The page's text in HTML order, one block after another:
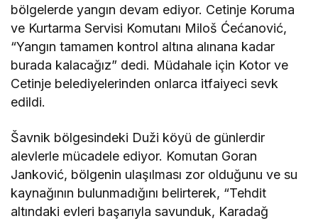
bölgelerde yangın devam ediyor. Cetinje Koruma
ve Kurtarma Servisi Komutanı Miloš Ćećanović,
“Yangın tamamen kontrol altına alınana kadar
burada kalacağız” dedi. Müdahale için Kotor ve
Cetinje belediyelerinden onlarca itfaiyeci sevk
edildi.
Šavnik bölgesindeki Duži köyü de günlerdir
alevlerle mücadele ediyor. Komutan Goran
Janković, bölgenin ulaşılması zor olduğunu ve su
kaynağının bulunmadığını belirterek, “Tehdit
altındaki evleri başarıyla savunduk, Karadağ